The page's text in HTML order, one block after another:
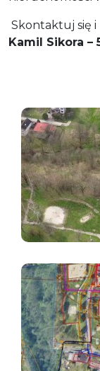
Skontaktuj się
Kamil Sikora –